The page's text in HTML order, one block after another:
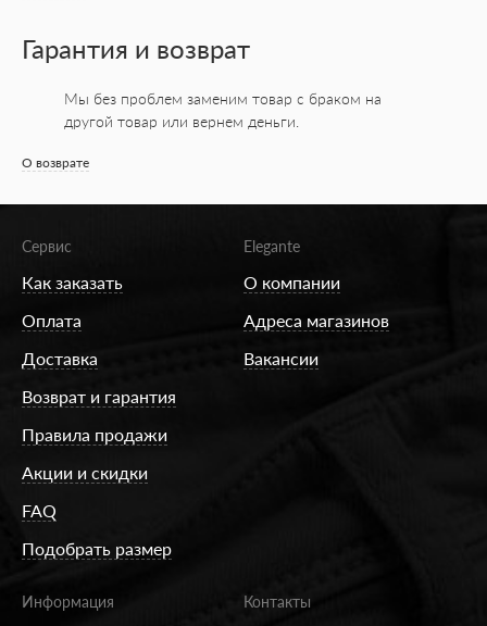
Гарантия и возврат
Мы без проблем заменим товар с браком на
другой товар или вернем деньги.
О возврате
Сервис
Как заказать
Оплата
Доставка
Возврат и гарантия
Правила продажи
Акции и скидки
FAQ
Подобрать размер
Elegante
О компании
Адреса магазинов
Вакансии
Информация Контакты